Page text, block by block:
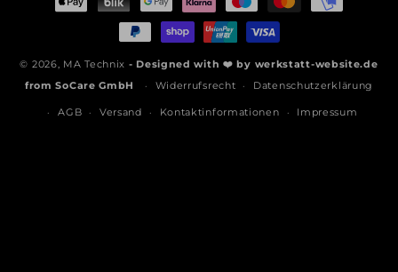
© 2026, MA Technix - Designed with ❤️ by werkstatt-website.de
fromSoCare GmbH Widerrufsrecht Datenschutzerklärung
AGB Versand Kontaktinformationen Impressum